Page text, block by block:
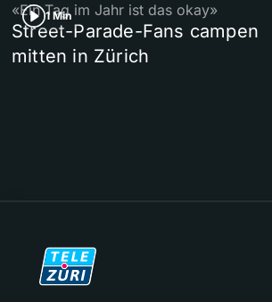
1 Min
«Ein Tag im Jahr ist das okay»
Street-Parade-Fans campen
mitten in Zürich